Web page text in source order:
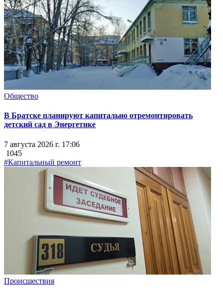
Общество
В Братске планируют капитально отремонтировать
детский сад в Энергетике
7 августа 2026 г. 17:06
1045
#Капитальный ремонт
Происшествия